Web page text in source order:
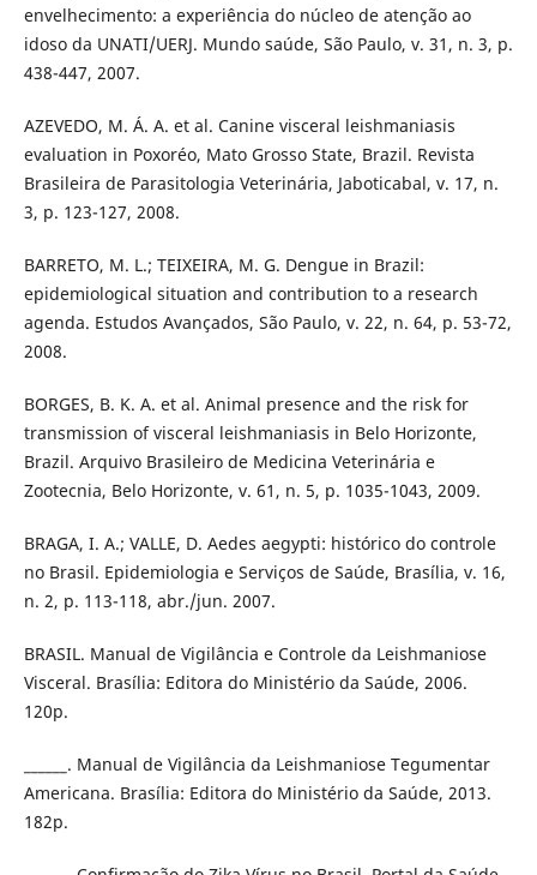
envelhecimento: a experiência do núcleo de atenção ao
idoso da UNATI/UERJ. Mundo saúde, São Paulo, v. 31, n. 3, p.
438-447, 2007.
AZEVEDO, M. Á. A. et al. Canine visceral leishmaniasis
evaluation in Poxoréo, Mato Grosso State, Brazil. Revista
Brasileira de Parasitologia Veterinária, Jaboticabal, v. 17, n.
3, p. 123-127, 2008.
BARRETO, M. L.; TEIXEIRA, M. G. Dengue in Brazil:
epidemiological situation and contribution to a research
agenda. Estudos Avançados, São Paulo, v. 22, n. 64, p. 53-72,
2008.
BORGES, B. K. A. et al. Animal presence and the risk for
transmission of visceral leishmaniasis in Belo Horizonte,
Brazil. Arquivo Brasileiro de Medicina Veterinária e
Zootecnia, Belo Horizonte, v. 61, n. 5, p. 1035-1043, 2009.
BRAGA, I. A.; VALLE, D. Aedes aegypti: histórico do controle
no Brasil. Epidemiologia e Serviços de Saúde, Brasília, v. 16,
n. 2, p. 113-118, abr./jun. 2007.
BRASIL. Manual de Vigilância e Controle da Leishmaniose
Visceral. Brasília: Editora do Ministério da Saúde, 2006.
120p.
______. Manual de Vigilância da Leishmaniose Tegumentar
Americana. Brasília: Editora do Ministério da Saúde, 2013.
182p.